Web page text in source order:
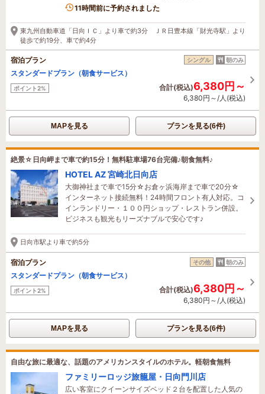
11時間前に予約されました
東九州自動車道「日向ＩＣ」より車で約3分 ＪＲ日豊本線「財光寺駅」より
徒歩で約19分、車で約4分
宿泊プラン シングル 朝のみ
スタンダードプラン（朝食サービス）
ポイント2% 合計(税込)6,380円～
6,380円～/人(税込)
MAPを見る プランを見る(6件)
絶景☆日向岬まで車で約15分！無料駐車場76台完備♪朝食無料♪
HOTEL AZ 宮崎北日向店
大御神社まで車で15分☆お倉ヶ浜海岸まで車で20分☆
インターネット接続無料！24時間フロント有人対応。コ
インランドリー・１００円ショップ・レストラン併設。
ビジネスも観光もリーズナブルで安心です♪
日向市駅より車で約5分
宿泊プラン その他 朝のみ
スタンダードプラン（朝食サービス）
ポイント2% 合計(税込)6,380円～
6,380円～/人(税込)
MAPを見る プランを見る(6件)
自由な旅に最適な、話題のアメリカンスタイルのホテル。軽朝食無料
ファミリーロッジ旅籠屋・日向門川店
広い客室にクイーンサイズベッド２台を配置した人気の